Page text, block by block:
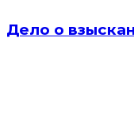
Дело о